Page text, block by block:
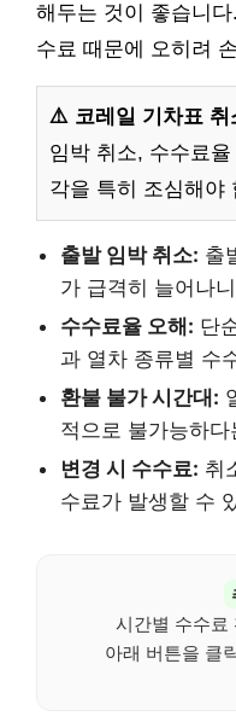
해두는 것이 좋습니
수료 때문에 오히려
⚠️ 코레일 기차표 취
임박 취소, 수수료
각을 특히 조심해야
출발 임박 취소: 출
가 급격히 늘어나
수수료율 오해: 단
과 열차 종류별 수
환불 불가 시간대:
적으로 불가능하
변경 시 수수료: 취
수료가 발생할 수
시간별 수수료
아래 버튼을 클